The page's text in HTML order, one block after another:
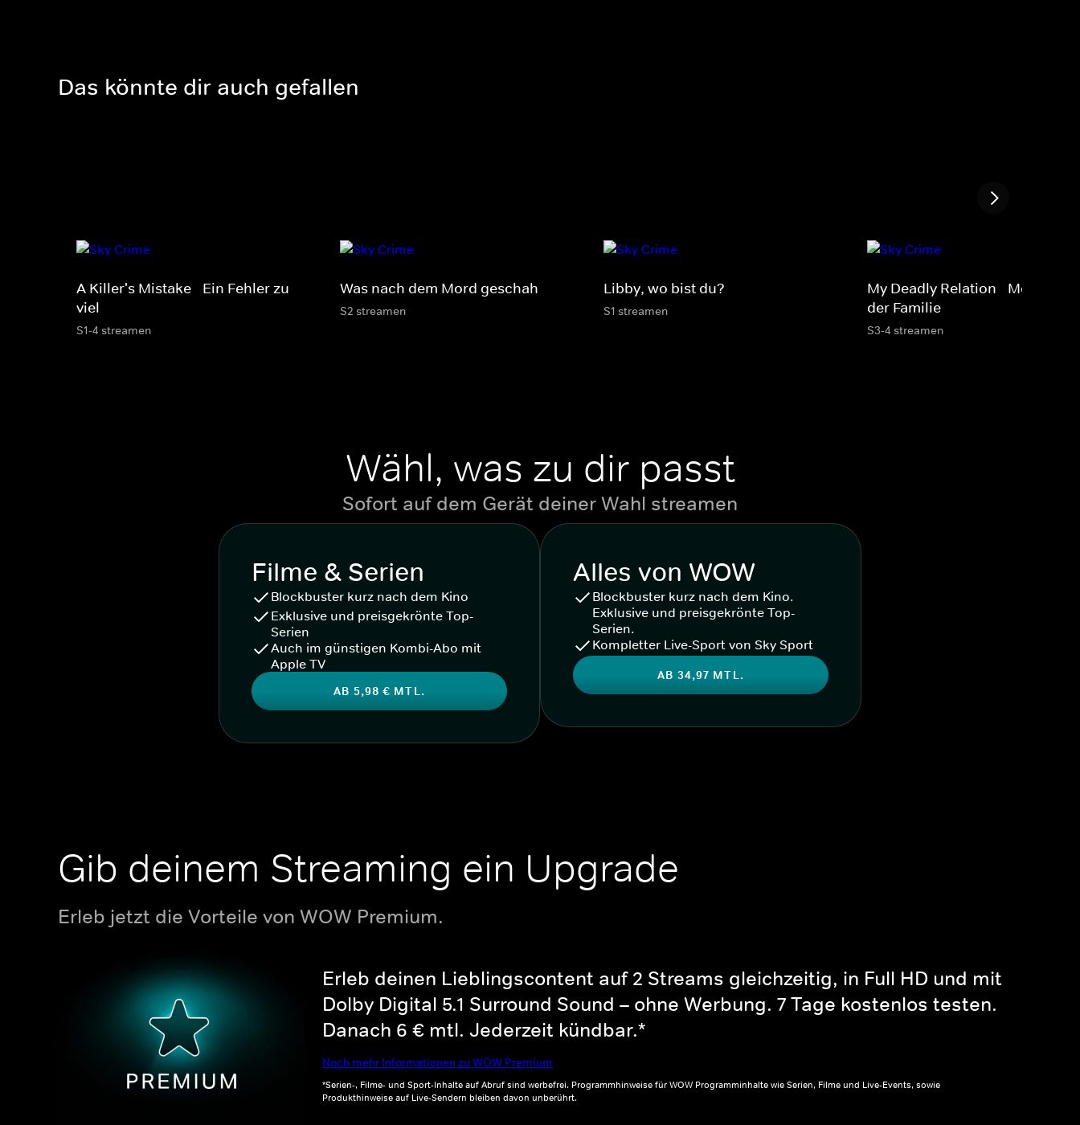
Das könnte dir auch gefallen
A Killer's Mistake - Ein Fehler zu
viel
S1-4 streamen
Was nach dem Mord geschah
S2 streamen
Libby, wo bist du?
S1 streamen
My Deadly Relation - Mörder in
der Familie
S3-4 streamen
Wähl, was zu dir passt
Sofort auf dem Gerät deiner Wahl streamen
Filme & Serien
Blockbuster kurz nach dem Kino
Exklusive und preisgekrönte Top-
Serien
Auch im günstigen Kombi-Abo mit
Apple TV
AB 5,98 € MTL.
Alles von WOW
Blockbuster kurz nach dem Kino.
Exklusive und preisgekrönte Top-
Serien.
Kompletter Live-Sport von Sky Sport
AB 34,97 MTL.
Gib deinem Streaming ein Upgrade
Erleb jetzt die Vorteile von WOW Premium.
Erleb deinen Lieblingscontent auf 2 Streams gleichzeitig, in Full HD und mit
Dolby Digital 5.1 Surround Sound – ohne Werbung. 7 Tage kostenlos testen.
Danach 6 € mtl. Jederzeit kündbar.*
Noch mehr Informationen zu WOW Premium
*Serien-, Filme- und Sport-Inhalte auf Abruf sind werbefrei. Programmhinweise für WOW Programminhalte wie Serien, Filme und Live-Events, sowie
Produkthinweise auf Live-Sendern bleiben davon unberührt.